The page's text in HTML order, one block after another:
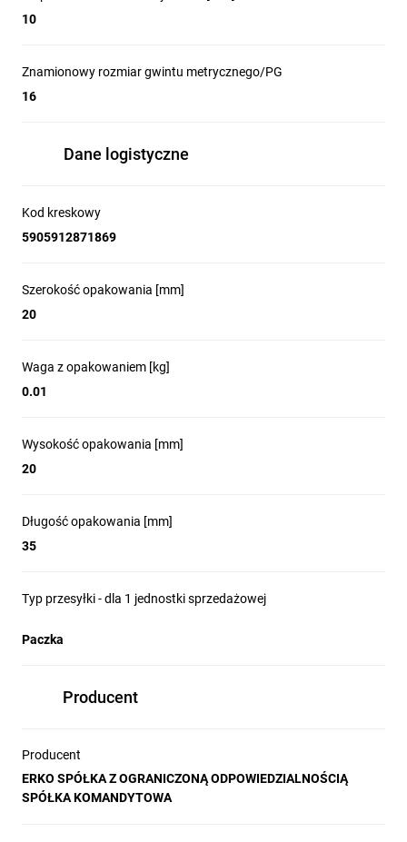
10
Znamionowy rozmiar gwintu metrycznego/PG
16
Dane logistyczne
Kod kreskowy
5905912871869
Szerokość opakowania [mm]
20
Waga z opakowaniem [kg]
0.01
Wysokość opakowania [mm]
20
Długość opakowania [mm]
35
Typ przesyłki - dla 1 jednostki sprzedażowej
Paczka
Producent
Producent
ERKO SPÓŁKA Z OGRANICZONĄ ODPOWIEDZIALNOŚCIĄ
SPÓŁKA KOMANDYTOWA